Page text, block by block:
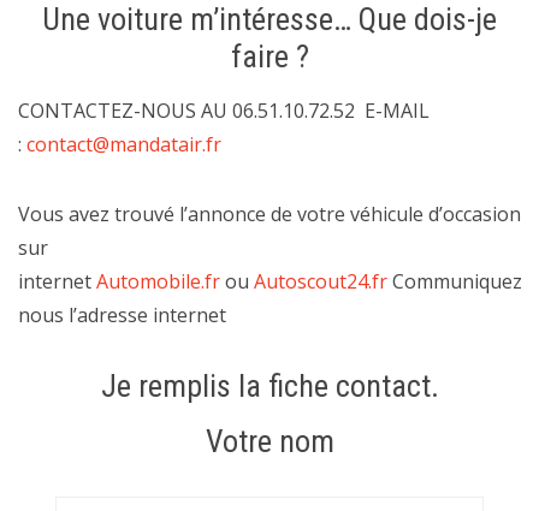
Une voiture m’intéresse… Que dois-je
faire ?
CONTACTEZ-NOUS AU 06.51.10.72.52 E-MAIL
: contact@mandatair.fr
Vous avez trouvé l’annonce de votre véhicule d’occasion
sur
internetAutomobile.frou Autoscout24.frCommuniquez
nous l’adresse internet
Je remplis la fiche contact.
Votre nom